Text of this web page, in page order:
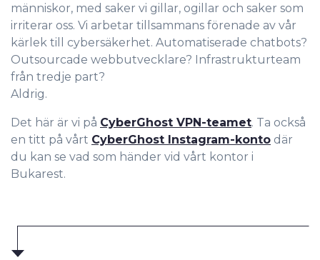
människor, med saker vi gillar, ogillar och saker som
irriterar oss. Vi arbetar tillsammans förenade av vår
kärlek till cybersäkerhet. Automatiserade chatbots?
Outsourcade webbutvecklare? Infrastrukturteam
från tredje part?
Aldrig.
Det här är vi på CyberGhost VPN-teamet. Ta också
en titt på vårt CyberGhost Instagram-konto där
du kan se vad som händer vid vårt kontor i
Bukarest.